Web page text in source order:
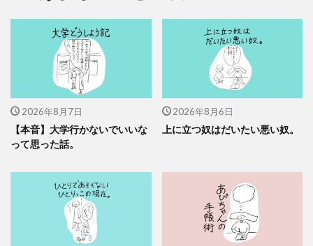
2026年8月7日
【本音】大学行かないでいいな
って思った話。
2026年8月6日
上に立つ奴はだいたい悪い奴。